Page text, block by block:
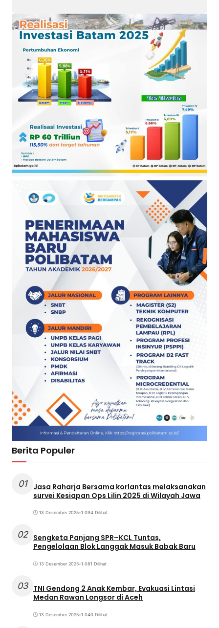
Berita Populer
01
Jasa Raharja Bersama korlantas melaksanakan
survei Kesiapan Ops Lilin 2025 di Wilayah Jawa
13 Desember 2025•1.094 Dilihat
02 Sengketa Panjang SPR–KCL Tuntas,
Pengelolaan Blok Langgak Masuk Babak Baru
13 Desember 2025•1.081 Dilihat
03 TNI Gendong 2 Anak Kembar, Evakuasi Lintasi
Medan Rawan Longsor di Aceh
13 Desember 2025•1.040 Dilihat